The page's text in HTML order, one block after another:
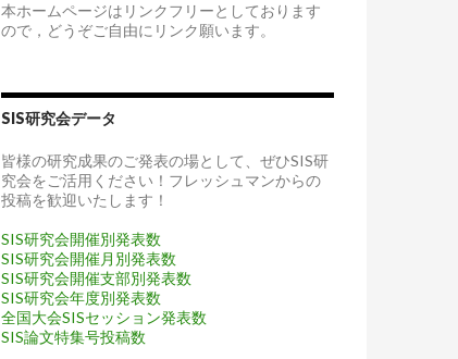
本ホームページはリンクフリーとしております
ので，どうぞご自由にリンク願います。
SIS研究会データ
皆様の研究成果のご発表の場として、ぜひSIS研
究会をご活用ください！フレッシュマンからの
投稿を歓迎いたします！
SIS研究会開催別発表数
SIS研究会開催月別発表数
SIS研究会開催支部別発表数
SIS研究会年度別発表数
全国大会SISセッション発表数
SIS論文特集号投稿数